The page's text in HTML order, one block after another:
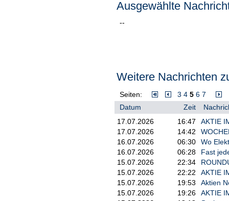
Ausgewählte
--
Weitere Nachrichten
Seiten: 3 4 5 6 7
Datum
Zeit
17.07.2026
16:47
AKTIE
17.07.2026
14:42
16.07.2026
06:30
Wo
16.07.2026
06:28
Fast
15.07.2026
22:34
15.07.2026
22:22
AKTIE
15.07.2026
19:53
Aktien
15.07.2026
19:26
AKTIE